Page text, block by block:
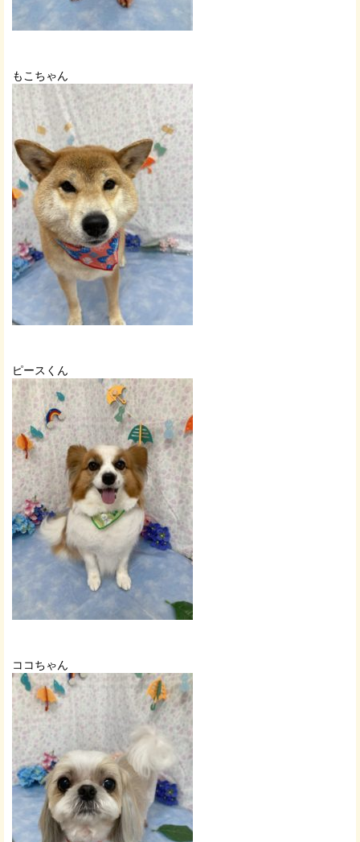
もこちゃん
ピースくん
ココちゃん